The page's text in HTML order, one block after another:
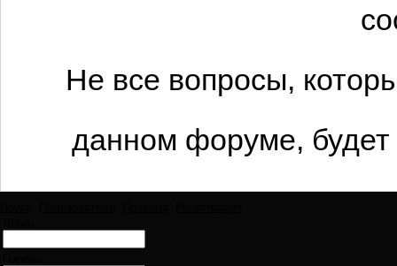
Не все вопросы,
данном форуме,